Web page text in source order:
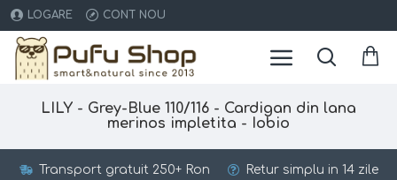
LOGARE CONT NOU
LILY - Grey-Blue 110/116 - Cardigan din lana
merinos impletita - Iobio
Transport gratuit 250+ Ron Retur simplu in 14 zile